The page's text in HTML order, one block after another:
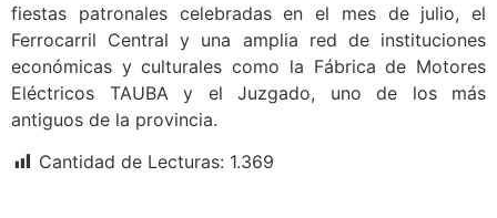
fiestas patronales celebradas en el mes de julio, el
Ferrocarril Central y una amplia red de instituciones
económicas y culturales como la Fábrica de Motores
Eléctricos TAUBA y el Juzgado, uno de los más
antiguos de la provincia.
Cantidad de Lecturas: 1.369